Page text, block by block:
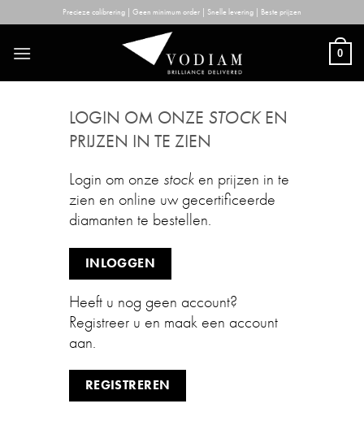
to
content
Precieze calibrering | Geen minimum order | Snelle levering | Beste prijzen
0
LOGIN OM ONZE STOCKEN
PRIJZEN IN TE ZIEN
Login om onze stock en prijzen in te
zien en online uw gecertificeerde
diamanten te bestellen.
INLOGGEN
Heeft u nog geen account?
Registreer u en maak een account
aan.
REGISTREREN